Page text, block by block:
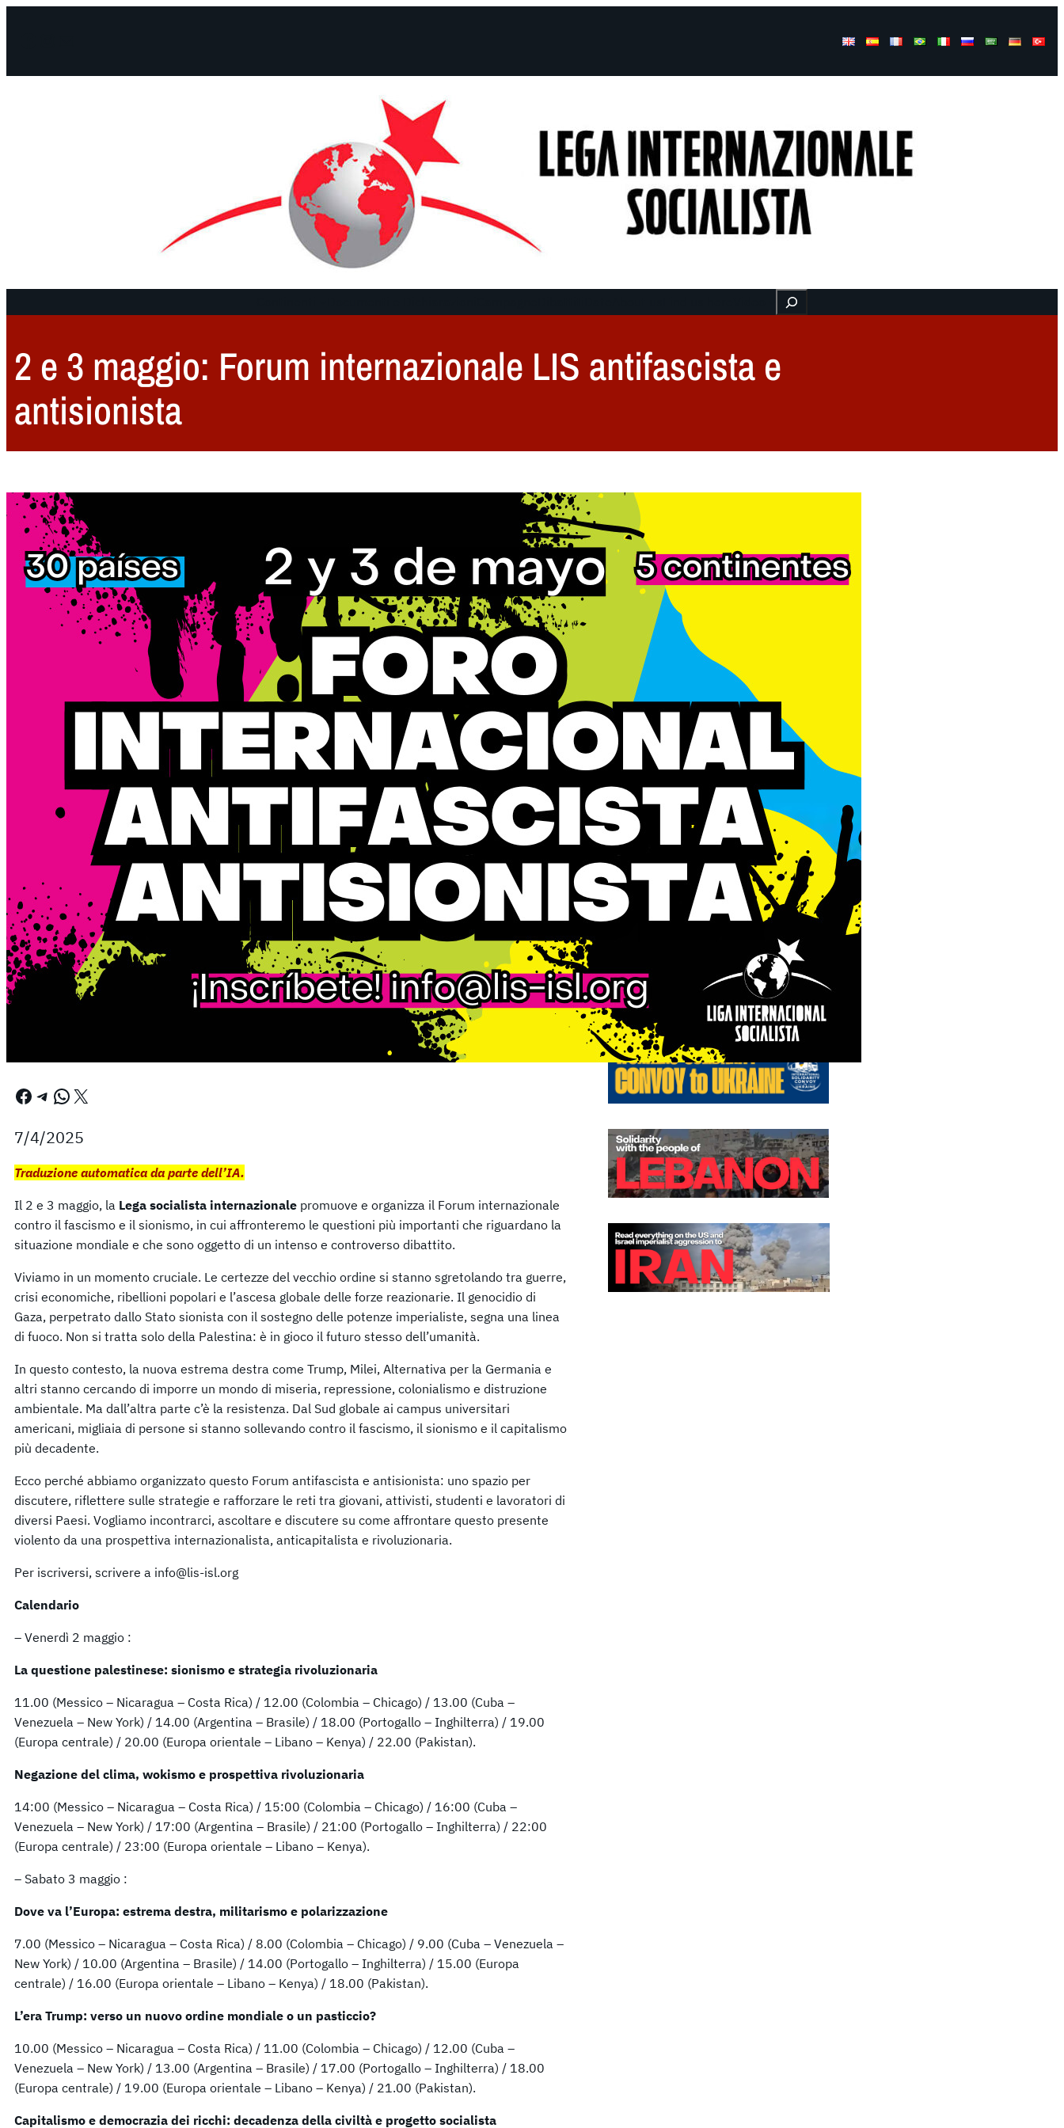
Buscar
2 e 3 maggio: Forum internazionale LIS antifascista e
antisionista
Facebook Telegram WhatsApp X
7/4/2025
Traduzione automatica da parte dell’IA.
Il 2 e 3 maggio, la Lega socialista internazionale promuove e organizza il Forum internazionale
contro il fascismo e il sionismo, in cui affronteremo le questioni più importanti che riguardano la
situazione mondiale e che sono oggetto di un intenso e controverso dibattito.
Viviamo in un momento cruciale. Le certezze del vecchio ordine si stanno sgretolando tra guerre,
crisi economiche, ribellioni popolari e l’ascesa globale delle forze reazionarie. Il genocidio di
Gaza, perpetrato dallo Stato sionista con il sostegno delle potenze imperialiste, segna una linea
di fuoco. Non si tratta solo della Palestina: è in gioco il futuro stesso dell’umanità.
In questo contesto, la nuova estrema destra come Trump, Milei, Alternativa per la Germania e
altri stanno cercando di imporre un mondo di miseria, repressione, colonialismo e distruzione
ambientale. Ma dall’altra parte c’è la resistenza. Dal Sud globale ai campus universitari
americani, migliaia di persone si stanno sollevando contro il fascismo, il sionismo e il capitalismo
più decadente.
Ecco perché abbiamo organizzato questo Forum antifascista e antisionista: uno spazio per
discutere, riflettere sulle strategie e rafforzare le reti tra giovani, attivisti, studenti e lavoratori di
diversi Paesi. Vogliamo incontrarci, ascoltare e discutere su come affrontare questo presente
violento da una prospettiva internazionalista, anticapitalista e rivoluzionaria.
Per iscriversi, scrivere a info@lis-isl.org
Calendario
– Venerdì 2 maggio :
La questione palestinese: sionismo e strategia rivoluzionaria
11.00 (Messico – Nicaragua – Costa Rica) / 12.00 (Colombia – Chicago) / 13.00 (Cuba –
Venezuela – New York) / 14.00 (Argentina – Brasile) / 18.00 (Portogallo – Inghilterra) / 19.00
(Europa centrale) / 20.00 (Europa orientale – Libano – Kenya) / 22.00 (Pakistan).
Negazione del clima, wokismo e prospettiva rivoluzionaria
14:00 (Messico – Nicaragua – Costa Rica) / 15:00 (Colombia – Chicago) / 16:00 (Cuba –
Venezuela – New York) / 17:00 (Argentina – Brasile) / 21:00 (Portogallo – Inghilterra) / 22:00
(Europa centrale) / 23:00 (Europa orientale – Libano – Kenya).
– Sabato 3 maggio :
Dove va l’Europa: estrema destra, militarismo e polarizzazione
7.00 (Messico – Nicaragua – Costa Rica) / 8.00 (Colombia – Chicago) / 9.00 (Cuba – Venezuela –
New York) / 10.00 (Argentina – Brasile) / 14.00 (Portogallo – Inghilterra) / 15.00 (Europa
centrale) / 16.00 (Europa orientale – Libano – Kenya) / 18.00 (Pakistan).
L’era Trump: verso un nuovo ordine mondiale o un pasticcio?
10.00 (Messico – Nicaragua – Costa Rica) / 11.00 (Colombia – Chicago) / 12.00 (Cuba –
Venezuela – New York) / 13.00 (Argentina – Brasile) / 17.00 (Portogallo – Inghilterra) / 18.00
(Europa centrale) / 19.00 (Europa orientale – Libano – Kenya) / 21.00 (Pakistan).
Capitalismo e democrazia dei ricchi: decadenza della civiltà e progetto socialista
Previous editions